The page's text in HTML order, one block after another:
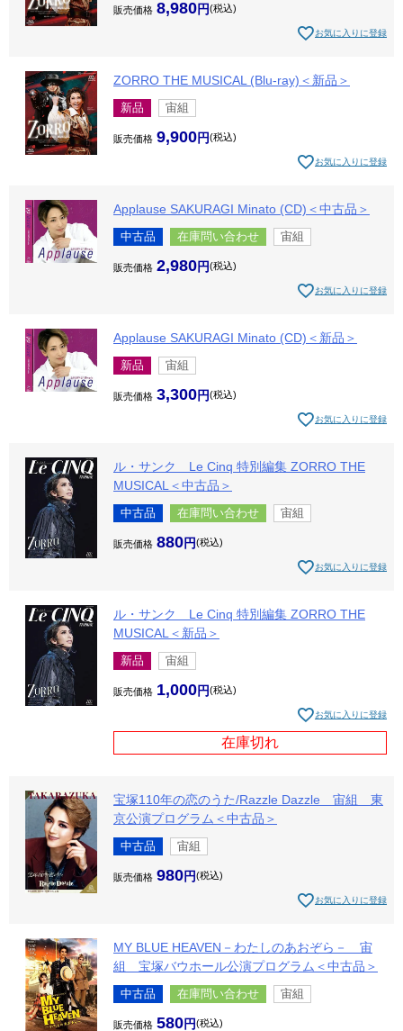
販売価格 8,980 税込
お気に入りに登録
ZORRO THE MUSICAL (Blu-ray)＜新品＞
新品 宙組
販売価格 9,900 税込
お気に入りに登録
Applause SAKURAGI Minato (CD)＜中古品＞
中古品 在庫問い合わせ 宙組
販売価格 2,980 税込
お気に入りに登録
Applause SAKURAGI Minato (CD)＜新品＞
新品 宙組
販売価格 3,300 税込
お気に入りに登録
ル・サンク Le Cinq 特別編集 ZORRO THE
MUSICAL＜中古品＞
中古品 在庫問い合わせ 宙組
販売価格 880 税込
お気に入りに登録
ル・サンク Le Cinq 特別編集 ZORRO THE
MUSICAL＜新品＞
新品 宙組
販売価格 1,000 税込
お気に入りに登録
在庫切れ
宝塚110年の恋のうた/Razzle Dazzle 宙組 東
京公演プログラム＜中古品＞
中古品 宙組
販売価格 980 税込
お気に入りに登録
MY BLUE HEAVEN－わたしのあおぞら－ 宙
組 宝塚バウホール公演プログラム＜中古品＞
中古品 在庫問い合わせ 宙組
販売価格 580 税込